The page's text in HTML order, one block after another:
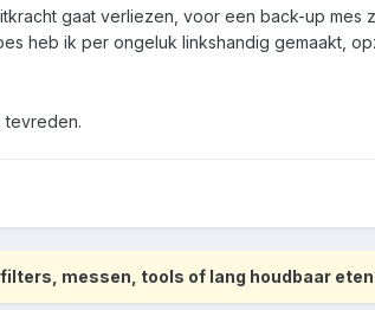
gaat verliezen, voor een back-up mes
heb ik per ongeluk linkshandig gemaakt,
tevreden.
messen, tools of lang houdbaar